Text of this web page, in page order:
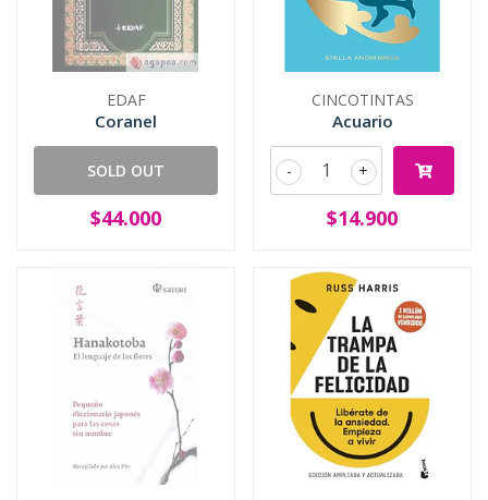
EDAF
Coranel
SOLD OUT
$44.000
CINCOTINTAS
Acuario
+
-
$14.900